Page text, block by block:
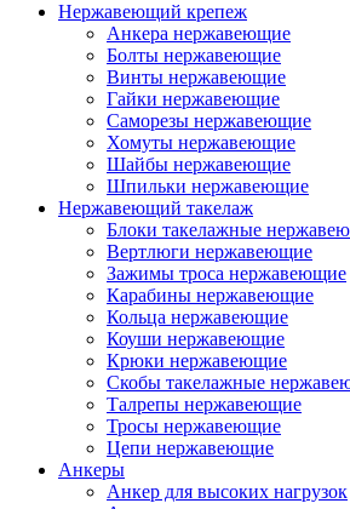
Нержавеющий крепеж
Анкера нержавеющие
Болты нержавеющие
Винты нержавеющие
Гайки нержавеющие
Саморезы нержавеющие
Хомуты нержавеющие
Шайбы нержавеющие
Шпильки нержавеющие
Нержавеющий такелаж
Блоки такелажные
Вертлюги нержавеющие
Зажимы троса нержавеющие
Карабины нержавеющие
Кольца нержавеющие
Коуши нержавеющие
Крюки нержавеющие
Скобы такелажные
Талрепы нержавеющие
Тросы нержавеющие
Цепи нержавеющие
Анкеры
Анкер для высоких нагрузок